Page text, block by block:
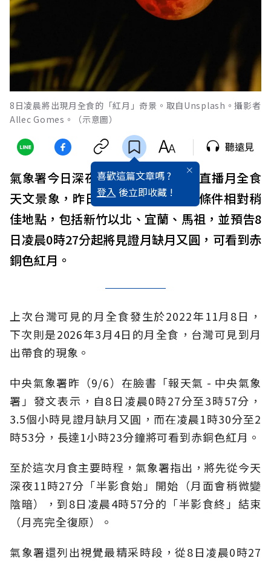
8日凌晨將出現月全食的「紅月」奇景。取自Unsplash。攝影者
Allec Gomes。（示意圖）
喜歡這篇文章嗎 ?
登入 後立即收藏 !
聽遠見
氣象署今日深夜11時20分起將網路直播月全食
天文景象，昨日也在臉書公布觀月條件相對稍
佳地點，包括新竹以北、宜蘭、馬祖，並預告8
日凌晨0時27分起將見證月缺月又圓，可看到赤
銅色紅月。
上次台灣可見的月全食發生於2022年11月8日，
下次則是2026年3月4日的月全食，台灣可見到月
出帶食的現象。
中央氣象署昨（9/6）在臉書「報天氣 - 中央氣象
署」發文表示，自8日凌晨0時27分至3時57分，
3.5個小時見證月缺月又圓，而在凌晨1時30分至2
時53分，長達1小時23分鐘將可看到赤銅色紅月。
至於這次月食主要時程，氣象署指出，將先從今天
深夜11時27分「半影食始」開始（月面會稍微變
陰暗），到8日凌晨4時57分的「半影食終」結束
（月亮完全復原）。
氣象署還列出視覺最精采時段，從8日凌晨0時27